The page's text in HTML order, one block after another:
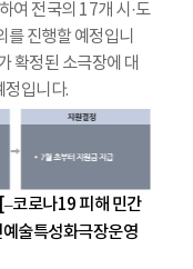
여 전국의 17개 시·도
를 진행할 예정입니
확정된 소극장에 대
정입니다.
코로나19 피해 민간
술특성화극장운영